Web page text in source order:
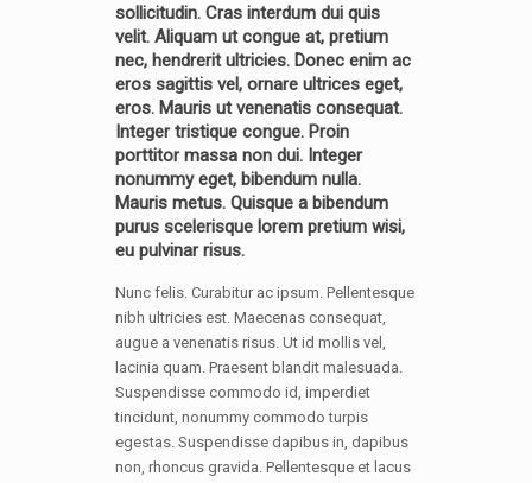
sollicitudin. Cras interdum dui quis
velit. Aliquam ut congue at, pretium
nec, hendrerit ultricies. Donec enim ac
eros sagittis vel, ornare ultrices eget,
eros. Mauris ut venenatis consequat.
Integer tristique congue. Proin
porttitor massa non dui. Integer
nonummy eget, bibendum nulla.
Mauris metus. Quisque a bibendum
purus scelerisque lorem pretium wisi,
eu pulvinar risus.
Nunc felis. Curabitur ac ipsum. Pellentesque
nibh ultricies est. Maecenas consequat,
augue a venenatis risus. Ut id mollis vel,
lacinia quam. Praesent blandit malesuada.
Suspendisse commodo id, imperdiet
tincidunt, nonummy commodo turpis
egestas. Suspendisse dapibus in, dapibus
non, rhoncus gravida. Pellentesque et lacus